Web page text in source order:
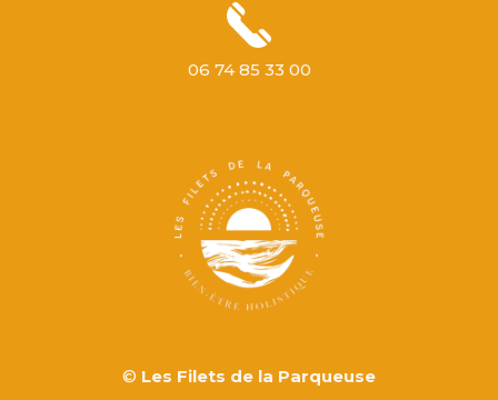
06 74 85 33 00
© Les Filets de la Parqueuse